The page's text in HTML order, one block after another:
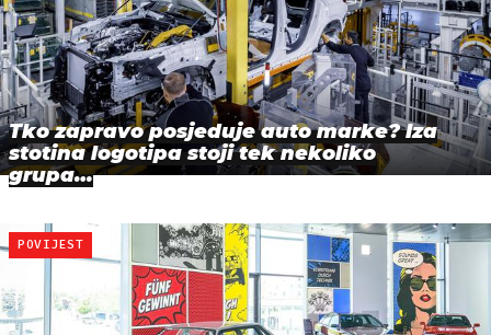
Tko zapravo posjeduje auto marke? Iza
stotina logotipa stoji tek nekoliko
grupa…
POVIJEST